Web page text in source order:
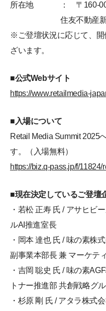
所在地
： 〒160-
住友不動産
※ご登壇状況に応じて、
ざいます。
■公式Webサイト
https://www.retailmedia-
■入場について
Retail Media Summit 2025
す。（入場無料）
https://biz.q-pass.jp/f/
■現在決定しているご登壇
・若松 正寿 氏 / アサヒビ
ルAI推進室長
・岡本 達也 氏 / 味の素株
副事業本部長 兼 マーケテ
・吉岡 聡史 氏 / 味の素
トナー推進部 共創戦略グ
・杉原 剛 氏 / アタラ株式